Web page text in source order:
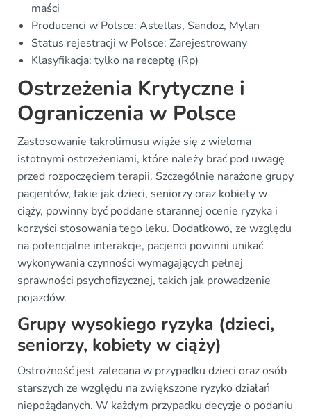
maści
Producenci w Polsce: Astellas, Sandoz, Mylan
Status rejestracji w Polsce: Zarejestrowany
Klasyfikacja: tylko na receptę (Rp)
Ostrzeżenia Krytyczne i
Ograniczenia w Polsce
Zastosowanie takrolimusu wiąże się z wieloma
istotnymi ostrzeżeniami, które należy brać pod uwagę
przed rozpoczęciem terapii. Szczególnie narażone grupy
pacjentów, takie jak dzieci, seniorzy oraz kobiety w
ciąży, powinny być poddane starannej ocenie ryzyka i
korzyści stosowania tego leku. Dodatkowo, ze względu
na potencjalne interakcje, pacjenci powinni unikać
wykonywania czynności wymagających pełnej
sprawności psychofizycznej, takich jak prowadzenie
pojazdów.
Grupy wysokiego ryzyka (dzieci,
seniorzy, kobiety w ciąży)
Ostrożność jest zalecana w przypadku dzieci oraz osób
starszych ze względu na zwiększone ryzyko działań
niepożądanych. W każdym przypadku decyzje o podaniu